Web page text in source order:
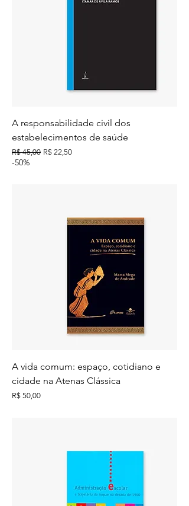
A responsabilidade civil dos
estabelecimentos de saúde
Preço normal
R$ 45,00 Preço promocional
R$ 22,50
-50%
A vida comum: espaço, cotidiano e
cidade na Atenas Clássica
Preço
R$ 50,00